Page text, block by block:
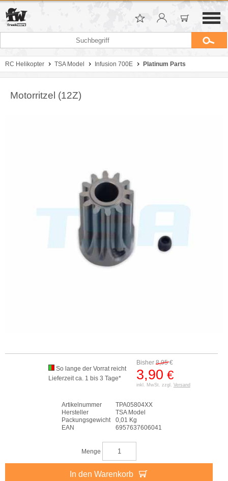
RC Helikopter TSA Model Infusion 700E Platinum Parts
Motorritzel (12Z)
Bisher 8,95€
3,90 €
inkl. MwSt. zzgl. Versand
So lange der Vorrat reicht
Lieferzeit ca. 1 bis 3 Tage*
Artikelnummer
TPA05804XX
Hersteller
TSA Model
Packungsgewicht
0,01 Kg
EAN
6957637606041
Menge
In den Warenkorb